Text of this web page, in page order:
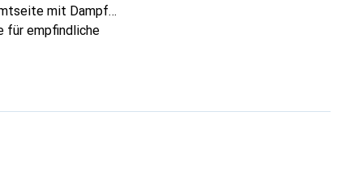
mit Dampf
für empfindliche